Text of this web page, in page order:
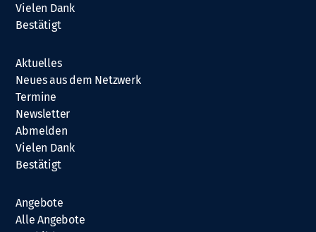
Vielen Dank
Bestätigt
Aktuelles
Neues aus dem Netzwerk
Termine
Newsletter
Abmelden
Vielen Dank
Bestätigt
Angebote
Alle Angebote